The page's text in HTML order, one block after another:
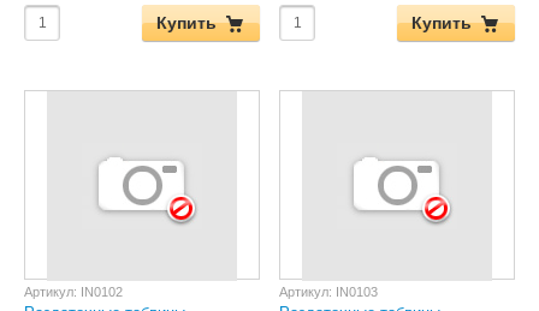
Купить Купить
Артикул: IN0102 Артикул: IN0103